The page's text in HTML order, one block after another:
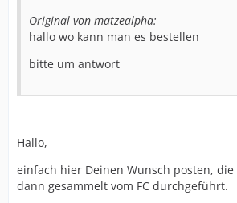
Original von matzealpha:
hallo wo kann man es bestellen
bitte um antwort
Hallo,
einfach hier Deinen Wunsch posten,
dann gesammelt vom FC durchgeführt.